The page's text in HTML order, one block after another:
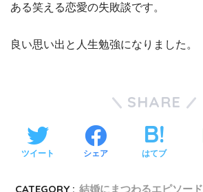
ある笑える恋愛の失敗談です。
良い思い出と人生勉強になりました。
SHARE
ツイート シェア はてブ
CATEGORY : 結婚にまつわるエピソード